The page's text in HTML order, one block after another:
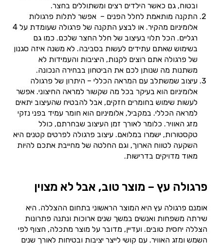
ובטוח, גם כאשר הילדים רצים ומשתוללים בחצר.
התקנה מותאמת לחלל הפנים – אפשר לתלות פרגולות
אלומיניום מהקיר. או לבצע התקנה של פרגולה שעומדת על 4
רגליים. הכל תלוי בעיצוב של חלל החצר שלכם. כמו גם
בשימוש שאתם עתידים לעשות בסביבה. לא משנה איזה סגנון
של פרגולה אתם רוצים לקנות, היציבות והעמידות לא
משתנות מה שנותן לכם את הביטחון בבחירה הנכונה.
עיצוב שמשתלב עם המראה הכללי – היתרון של פרגולה
אלומיניום הוא בעיקר בכל מה שקשור למראה החיצוני. אפשר
לעשות שימוש בחומרים חזקים, אבל להבטיח שהעיצוב יתאים
למראה הכללי. במקביל, אלומיניום הוא חומר עמיד בפני נזקי
מזג האוויר. כלומר לאורך זמן העיצוב שבחרתם, כולל
טקסטורות, ישמרו במלואם. עיצוב פרגולה לפרטים קטנים היא
השקעה לטווח הארוך, וגם החלטה של מחייבת אתכם להיות
מאוד מדויקים בדרישות.
פרגולה עץ – מוצר טוב, אבל לא מצוין
אומנם פרגולה עץ היא המוצר הראשוני בתחום ההצללה. היא
שירתה משפחות ואנשים במשך שנים ארוכות ונתנה פתרונות
הצללה יחסית טובים. ועדיין, מדובר על מוצר מתכלה, חצוף לפי
השמש ומזג האוויר. עם קושי לייצר יציבות ובטיחות לאורך שנים